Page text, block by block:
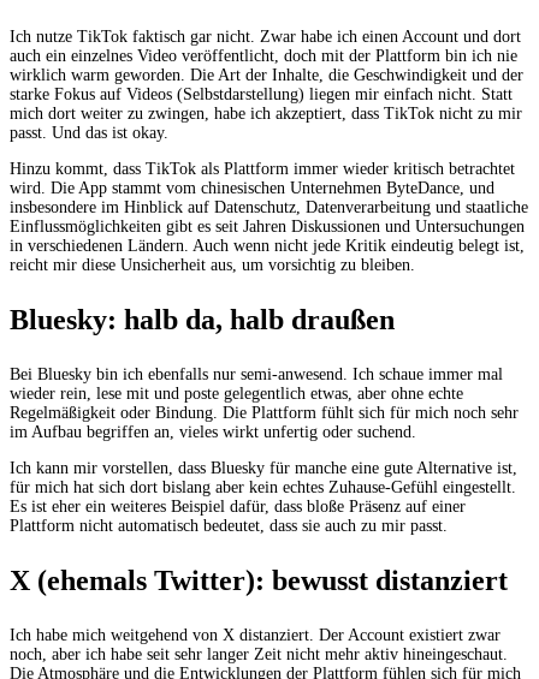
Ich nutze TikTok faktisch gar nicht. Zwar habe ich einen Account und dort
auch ein einzelnes Video veröffentlicht, doch mit der Plattform bin ich nie
wirklich warm geworden. Die Art der Inhalte, die Geschwindigkeit und der
starke Fokus auf Videos (Selbstdarstellung) liegen mir einfach nicht. Statt
mich dort weiter zu zwingen, habe ich akzeptiert, dass TikTok nicht zu mir
passt. Und das ist okay.
Hinzu kommt, dass TikTok als Plattform immer wieder kritisch betrachtet
wird. Die App stammt vom chinesischen Unternehmen ByteDance, und
insbesondere im Hinblick auf Datenschutz, Datenverarbeitung und staatliche
Einflussmöglichkeiten gibt es seit Jahren Diskussionen und Untersuchungen
in verschiedenen Ländern. Auch wenn nicht jede Kritik eindeutig belegt ist,
reicht mir diese Unsicherheit aus, um vorsichtig zu bleiben.
Bluesky: halb da, halb draußen
Bei Bluesky bin ich ebenfalls nur semi-anwesend. Ich schaue immer mal
wieder rein, lese mit und poste gelegentlich etwas, aber ohne echte
Regelmäßigkeit oder Bindung. Die Plattform fühlt sich für mich noch sehr
im Aufbau begriffen an, vieles wirkt unfertig oder suchend.
Ich kann mir vorstellen, dass Bluesky für manche eine gute Alternative ist,
für mich hat sich dort bislang aber kein echtes Zuhause-Gefühl eingestellt.
Es ist eher ein weiteres Beispiel dafür, dass bloße Präsenz auf einer
Plattform nicht automatisch bedeutet, dass sie auch zu mir passt.
X (ehemals Twitter): bewusst distanziert
Ich habe mich weitgehend von X distanziert. Der Account existiert zwar
noch, aber ich habe seit sehr langer Zeit nicht mehr aktiv hineingeschaut.
Die Atmosphäre und die Entwicklungen der Plattform fühlen sich für mich